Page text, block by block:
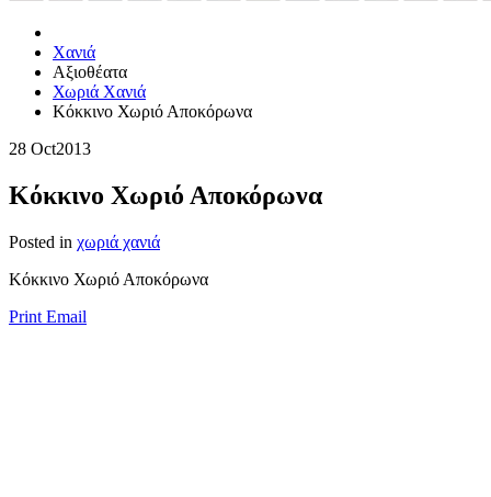
Χανιά
Αξιοθέατα
Χωριά Χανιά
Κόκκινο Χωριό Αποκόρωνα
28 Oct2013
Κόκκινο Χωριό Αποκόρωνα
Posted in χωριά χανιά
Κόκκινο Χωριό Αποκόρωνα
Print Email